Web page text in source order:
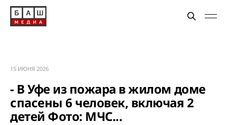
15 ИЮНЯ 2026
- В Уфе из пожара в жилом доме
спасены 6 человек, включая 2
детей Фото: МЧС...